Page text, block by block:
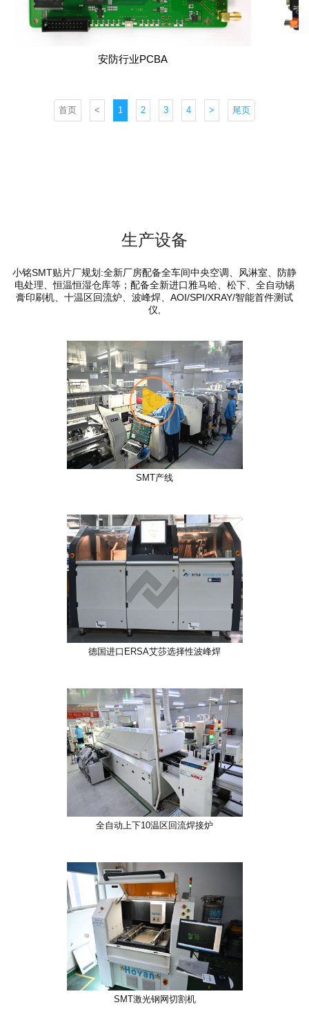
安防行业PCBA
首页 < 1 2 3 4 > 尾页
生产设备
小铭SMT贴片厂规划:全新厂房配备全车间中央空调、风淋室、防静
电处理、恒温恒湿仓库等；配备全新进口雅马哈、松下、全自动锡
膏印刷机、十温区回流炉、波峰焊、AOI/SPI/XRAY/智能首件测试
仪,
SMT产线
德国进口ERSA艾莎选择性波峰焊
全自动上下10温区回流焊接炉
SMT激光钢网切割机